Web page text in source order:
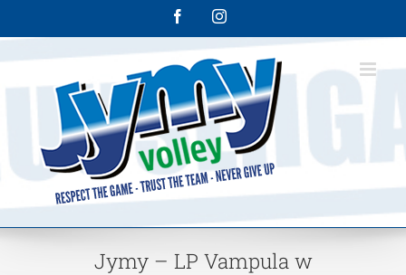
FacebookInstagram
Jymy – LP Vampula w